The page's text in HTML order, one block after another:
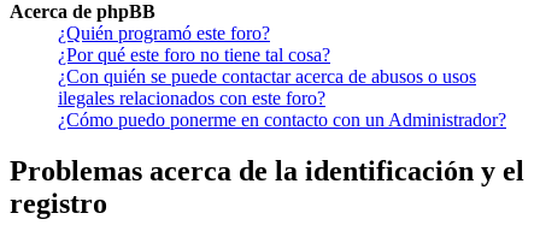
Acerca de phpBB
¿Quién programó este foro?
¿Por qué este foro no tiene tal cosa?
¿Con quién se puede contactar acerca de abusos o usos
ilegales relacionados con este foro?
¿Cómo puedo ponerme en contacto con un Administrador?
Problemas acerca de la identificación y el
registro